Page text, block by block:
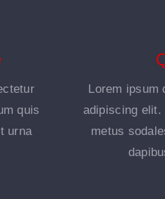
quis
urna
Lorem ipsum
adipiscing elit.
metus